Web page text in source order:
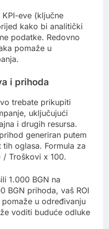
eve (ključne
kako bi analitički
podatke. Redovno
pomaže u
i prihoda
trebate prikupiti
uključujući
i drugih resursa.
generiran putem
oglasa. Formula za
/ Troškovi x 100.
1.000 BGN na
BGN prihoda, vaš ROI
u određivanju
voditi buduće odluke